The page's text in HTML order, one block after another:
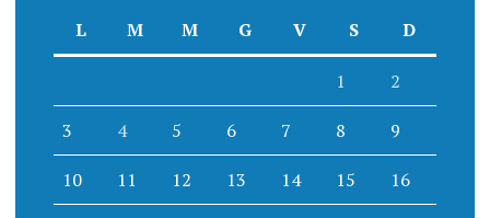
L
M M G V S D
1 2
3 4 5 6 7 8 9
10 11 12 13 14 15 16